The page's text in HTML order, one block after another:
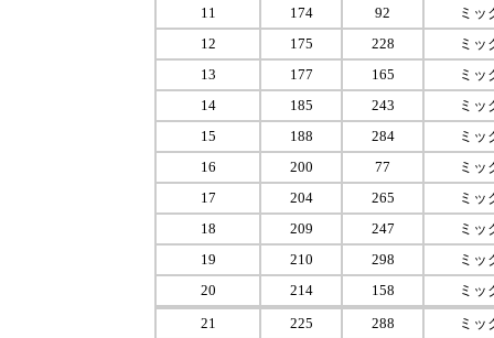
11
174 92
ミッ
12
175 228
ミッ
13
177 165
ミッ
14
185 243
ミッ
15
188 284
ミッ
16
200 77
ミッ
17
204 265
ミッ
18
209 247
ミッ
19
210 298
ミッ
20
214 158
ミッ
21
225 288
ミッ